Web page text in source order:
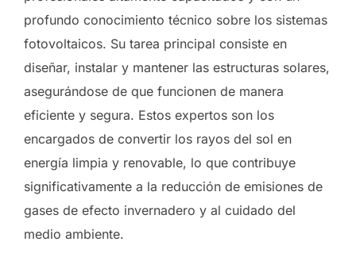
profundo conocimiento técnico sobre los sistemas
fotovoltaicos. Su tarea principal consiste en
diseñar, instalar y mantener las estructuras solares,
asegurándose de que funcionen de manera
eficiente y segura. Estos expertos son los
encargados de convertir los rayos del sol en
energía limpia y renovable, lo que contribuye
significativamente a la reducción de emisiones de
gases de efecto invernadero y al cuidado del
medio ambiente.